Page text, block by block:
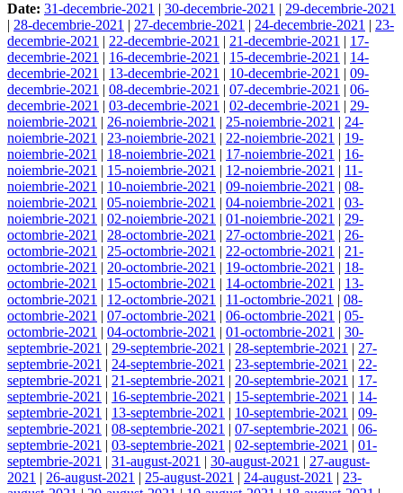
Date: 31-decembrie-2021 | 30-decembrie-2021 | 29-decembrie-2021
| 28-decembrie-2021 | 27-decembrie-2021 | 24-decembrie-2021 | 23-
decembrie-2021 | 22-decembrie-2021 | 21-decembrie-2021 | 17-
decembrie-2021 | 16-decembrie-2021 | 15-decembrie-2021 | 14-
decembrie-2021 | 13-decembrie-2021 | 10-decembrie-2021 | 09-
decembrie-2021 | 08-decembrie-2021 | 07-decembrie-2021 | 06-
decembrie-2021 | 03-decembrie-2021 | 02-decembrie-2021 | 29-
noiembrie-2021 | 26-noiembrie-2021 | 25-noiembrie-2021 | 24-
noiembrie-2021 | 23-noiembrie-2021 | 22-noiembrie-2021 | 19-
noiembrie-2021 | 18-noiembrie-2021 | 17-noiembrie-2021 | 16-
noiembrie-2021 | 15-noiembrie-2021 | 12-noiembrie-2021 | 11-
noiembrie-2021 | 10-noiembrie-2021 | 09-noiembrie-2021 | 08-
noiembrie-2021 | 05-noiembrie-2021 | 04-noiembrie-2021 | 03-
noiembrie-2021 | 02-noiembrie-2021 | 01-noiembrie-2021 | 29-
octombrie-2021 | 28-octombrie-2021 | 27-octombrie-2021 | 26-
octombrie-2021 | 25-octombrie-2021 | 22-octombrie-2021 | 21-
octombrie-2021 | 20-octombrie-2021 | 19-octombrie-2021 | 18-
octombrie-2021 | 15-octombrie-2021 | 14-octombrie-2021 | 13-
octombrie-2021 | 12-octombrie-2021 | 11-octombrie-2021 | 08-
octombrie-2021 | 07-octombrie-2021 | 06-octombrie-2021 | 05-
octombrie-2021 | 04-octombrie-2021 | 01-octombrie-2021 | 30-
septembrie-2021 | 29-septembrie-2021 | 28-septembrie-2021 | 27-
septembrie-2021 | 24-septembrie-2021 | 23-septembrie-2021 | 22-
septembrie-2021 | 21-septembrie-2021 | 20-septembrie-2021 | 17-
septembrie-2021 | 16-septembrie-2021 | 15-septembrie-2021 | 14-
septembrie-2021 | 13-septembrie-2021 | 10-septembrie-2021 | 09-
septembrie-2021 | 08-septembrie-2021 | 07-septembrie-2021 | 06-
septembrie-2021 | 03-septembrie-2021 | 02-septembrie-2021 | 01-
septembrie-2021 | 31-august-2021 | 30-august-2021 | 27-august-
2021 | 26-august-2021 | 25-august-2021 | 24-august-2021 | 23-